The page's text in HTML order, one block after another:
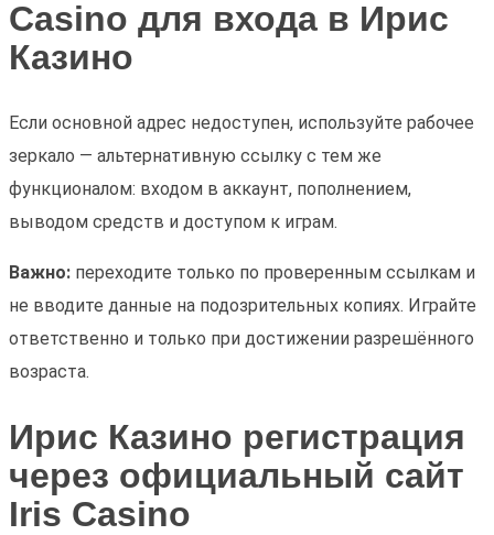
Casino для входа в Ирис
Казино
Если основной адрес недоступен, используйте рабочее
зеркало — альтернативную ссылку с тем же
функционалом: входом в аккаунт, пополнением,
выводом средств и доступом к играм.
Важно: переходите только по проверенным ссылкам и
не вводите данные на подозрительных копиях. Играйте
ответственно и только при достижении разрешённого
возраста.
Ирис Казино регистрация
через официальный сайт
Iris Casino